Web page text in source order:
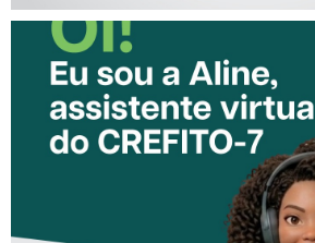
CONHEÇA A
ASSISTENTE
CREFITO-7